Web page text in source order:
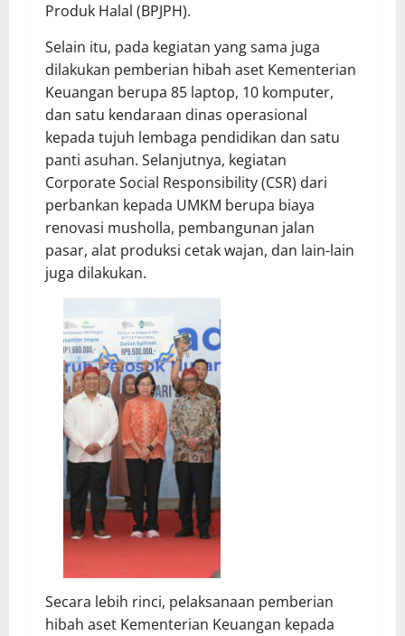
Produk Halal (BPJPH).
Selain itu, pada kegiatan yang sama juga
dilakukan pemberian hibah aset Kementerian
Keuangan berupa 85 laptop, 10 komputer,
dan satu kendaraan dinas operasional
kepada tujuh lembaga pendidikan dan satu
panti asuhan. Selanjutnya, kegiatan
Corporate Social Responsibility (CSR) dari
perbankan kepada UMKM berupa biaya
renovasi musholla, pembangunan jalan
pasar, alat produksi cetak wajan, dan lain-lain
juga dilakukan.
Secara lebih rinci, pelaksanaan pemberian
hibah aset Kementerian Keuangan kepada